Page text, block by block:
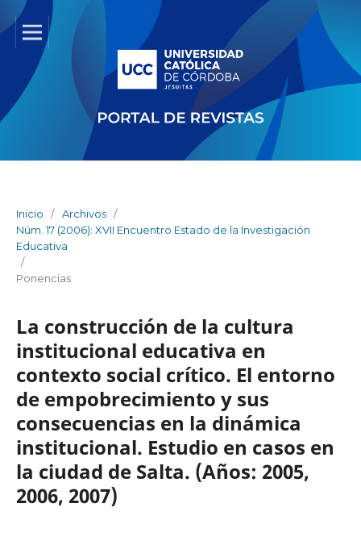
Inicio / Archivos /
Núm. 17 (2006): XVII Encuentro Estado de la Investigación
Educativa
/
Ponencias
La construcción de la cultura
institucional educativa en
contexto social crítico. El entorno
de empobrecimiento y sus
consecuencias en la dinámica
institucional. Estudio en casos en
la ciudad de Salta. (Años: 2005,
2006, 2007)